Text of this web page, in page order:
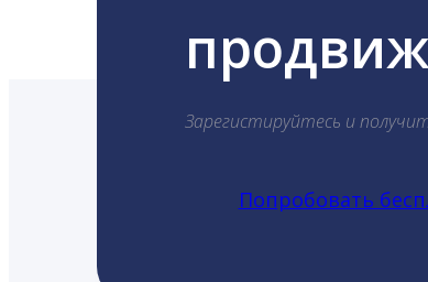
Зарегистируйтесь и
Попробовать